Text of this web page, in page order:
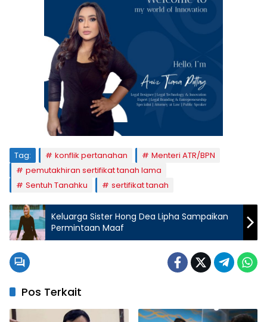
Tag: konflik pertanahan
Menteri ATR/BPN
pemutakhiran sertifikat tanah lama
Sentuh Tanahku
sertifikat tanah
Keluarga Sister Hong Dea Lipha Sampaikan
Permintaan Maaf
Pos Terkait